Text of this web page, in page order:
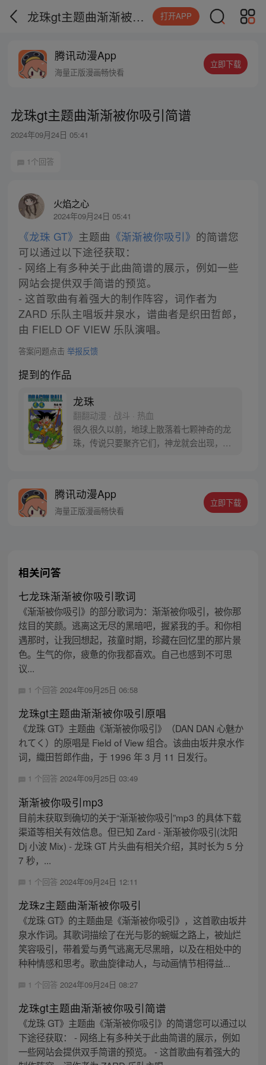
龙珠gt主题曲渐渐被你吸引简谱 打开APP
腾讯动漫App
海量正版漫画畅快看
立即下载
龙珠gt主题曲渐渐被你吸引简谱
2024年09月24日 05:41
1个回答
火焰之心
2024年09月24日 05:41
《龙珠 GT》 主题曲 《渐渐被你吸引》 的简谱您
可以通过以下途径获取：
- 网络上有多种关于此曲简谱的展示，例如一些
网站会提供双手简谱的预览。
- 这首歌曲有着强大的制作阵容，词作者为
ZARD 乐队主唱坂井泉水，谱曲者是织田哲郎，
由 FIELD OF VIEW 乐队演唱。
答案问题点击 举报反馈
提到的作品
龙珠
翻翻动漫 · 战斗 · 热血
很久很久以前，地球上散落着七颗神奇的龙
珠，传说只要聚齐它们，神龙就会出现，并
腾讯动漫App
海量正版漫画畅快看
立即下载
相关问答
七龙珠渐渐被你吸引歌词
《渐渐被你吸引》的部分歌词为：渐渐被你吸引，被你那
炫目的笑颜。逃离这无尽的黑暗吧，握紧我的手。和你相
遇那时，让我回想起，孩童时期，珍藏在回忆里的那片景
色。生气的你，疲惫的你我都喜欢。自己也感到不可思
议...
1 个回答 2024年09月25日 06:58
龙珠gt主题曲渐渐被你吸引原唱
《龙珠 GT》主题曲《渐渐被你吸引》（DAN DAN 心魅か
れてく）的原唱是 Field of View 组合。该曲由坂井泉水作
词，織田哲郎作曲，于 1996 年 3 月 11 日发行。
1 个回答 2024年09月25日 03:49
渐渐被你吸引mp3
目前未获取到确切的关于“渐渐被你吸引”mp3 的具体下载
渠道等相关有效信息。但已知 Zard - 渐渐被你吸引(沈阳
Dj 小波 Mix) - 龙珠 GT 片头曲有相关介绍，其时长为 5 分
7 秒，...
1 个回答 2024年09月24日 12:11
龙珠z主题曲渐渐被你吸引
《龙珠 GT》的主题曲是《渐渐被你吸引》，这首歌由坂井
泉水作词。其歌词描绘了在光与影的蜿蜒之路上，被灿烂
笑容吸引，带着爱与勇气逃离无尽黑暗，以及在相处中的
种种情感和思考。歌曲旋律动人，与动画情节相得益...
1 个回答 2024年09月24日 08:27
龙珠gt主题曲渐渐被你吸引简谱
《龙珠 GT》主题曲《渐渐被你吸引》的简谱您可以通过以
下途径获取： - 网络上有多种关于此曲简谱的展示，例如
一些网站会提供双手简谱的预览。 - 这首歌曲有着强大的